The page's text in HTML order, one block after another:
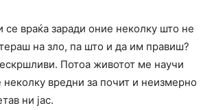
враќа заради оние неколку што не
на зло, па што и да им правиш?
Потоа животот ме научи
неколку вредни за почит и неизмерно
ни јас.